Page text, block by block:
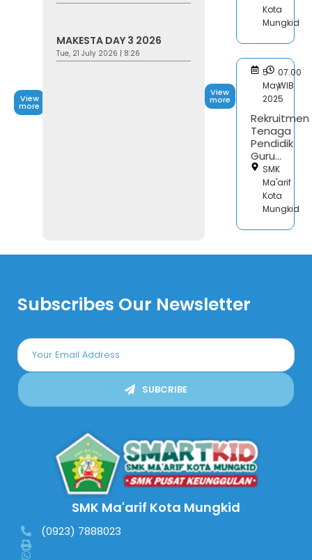
View
more
MAKESTA DAY 3 2026
Tue, 21 July 2026 | 8:26
View
more
Kota
Mungkid
5
May
2025
07.00
WIB
Rekruitmen
Tenaga
Pendidik
Guru...
SMK
Ma'arif
Kota
Mungkid
Subscribes Our Newsletter
SUBCRIBE
SMK Ma'arif Kota Mungkid
(0923) 7888023